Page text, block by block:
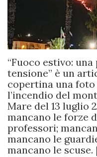
“Fuoco estivo:
tensione” è un
copertina una
l’incendio del
Mare del 13 luglio
mancano le forze
professori;
mancano le
mancano le